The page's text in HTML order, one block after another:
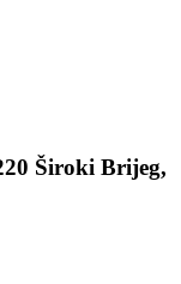
Široki Brijeg,